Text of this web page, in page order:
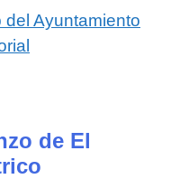
Ayuntamiento
de El